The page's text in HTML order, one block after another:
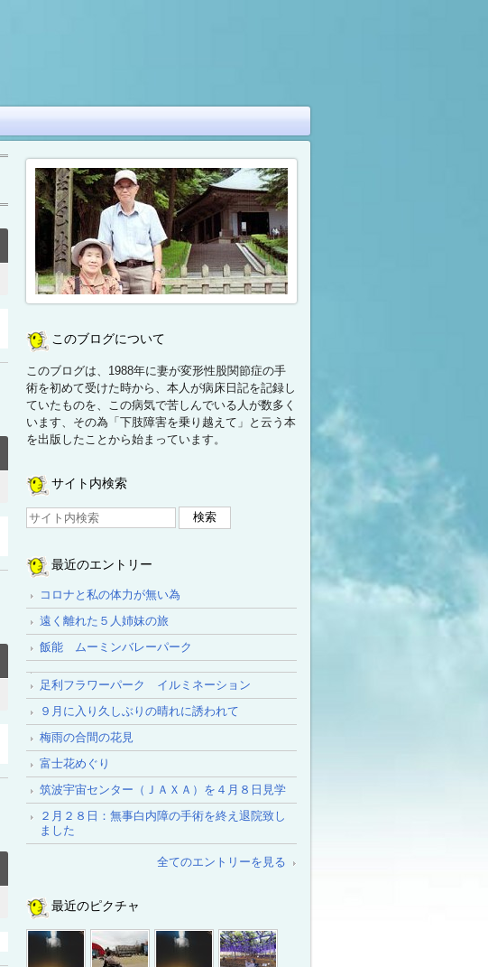
このブログについて
このブログは、1988年に妻が変形性股関節症の手
術を初めて受けた時から、本人が病床日記を記録し
ていたものを、この病気で苦しんでいる人が数多く
います、その為「下肢障害を乗り越えて」と云う本
を出版したことから始まっています。
サイト内検索
最近のエントリー
コロナと私の体力が無い為
遠く離れた５人姉妹の旅
飯能 ムーミンバレーパーク
足利フラワーパーク イルミネーション
９月に入り久しぶりの晴れに誘われて
梅雨の合間の花見
富士花めぐり
筑波宇宙センター（ＪＡＸＡ）を４月８日見学
２月２８日：無事白内障の手術を終え退院致し
ました
全てのエントリーを見る
最近のピクチャ